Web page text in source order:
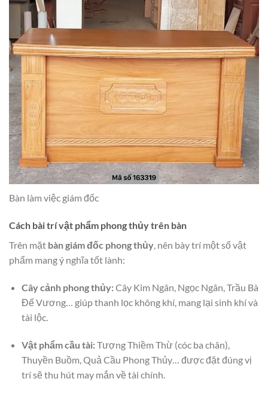
Bàn làm việc giám đốc
Cách bài trí vật phẩm phong thủy trên bàn
Trên mặt bàn giám đốc phong thủy, nên bày trí một số vật
phẩm mang ý nghĩa tốt lành:
Cây cảnh phong thủy:Cây Kim Ngân, Ngọc Ngân, Trầu Bà
Đế Vương… giúp thanh lọc không khí, mang lại sinh khí và
tài lộc.
Vật phẩm cầu tài:Tượng Thiềm Thừ (cóc ba chân),
Thuyền Buồm, Quả Cầu Phong Thủy… được đặt đúng vị
trí sẽ thu hút may mắn về tài chính.